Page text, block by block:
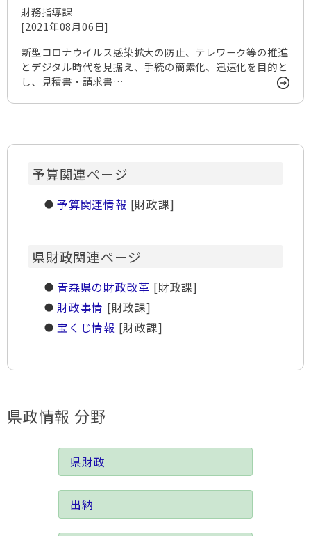
財務指導課
[2021年08月06日]
新型コロナウイルス感染拡大の防止、テレワーク等の推進
とデジタル時代を見据え、手続の簡素化、迅速化を目的と
し、見積書・請求書…
予算関連ページ
予算関連情報 [財政課]
県財政関連ページ
青森県の財政改革 [財政課]
財政事情 [財政課]
宝くじ情報 [財政課]
県政情報 分野
県財政
出納